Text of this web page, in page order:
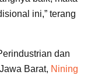
ini,” terang
dan
Barat, Nining